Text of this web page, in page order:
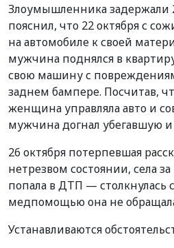
Злоумышленника задержали
пояснил, что 22 октября с
на автомобиле к своей
мужчина поднялся в
свою машину с
заднем бампере. Посчитав,
женщина управляла авто и
мужчина догнал убегавшую и
26 октября потерпевшая
нетрезвом состоянии, села
попала в ДТП — столкнулась
медпомощью она не
Устанавливаются